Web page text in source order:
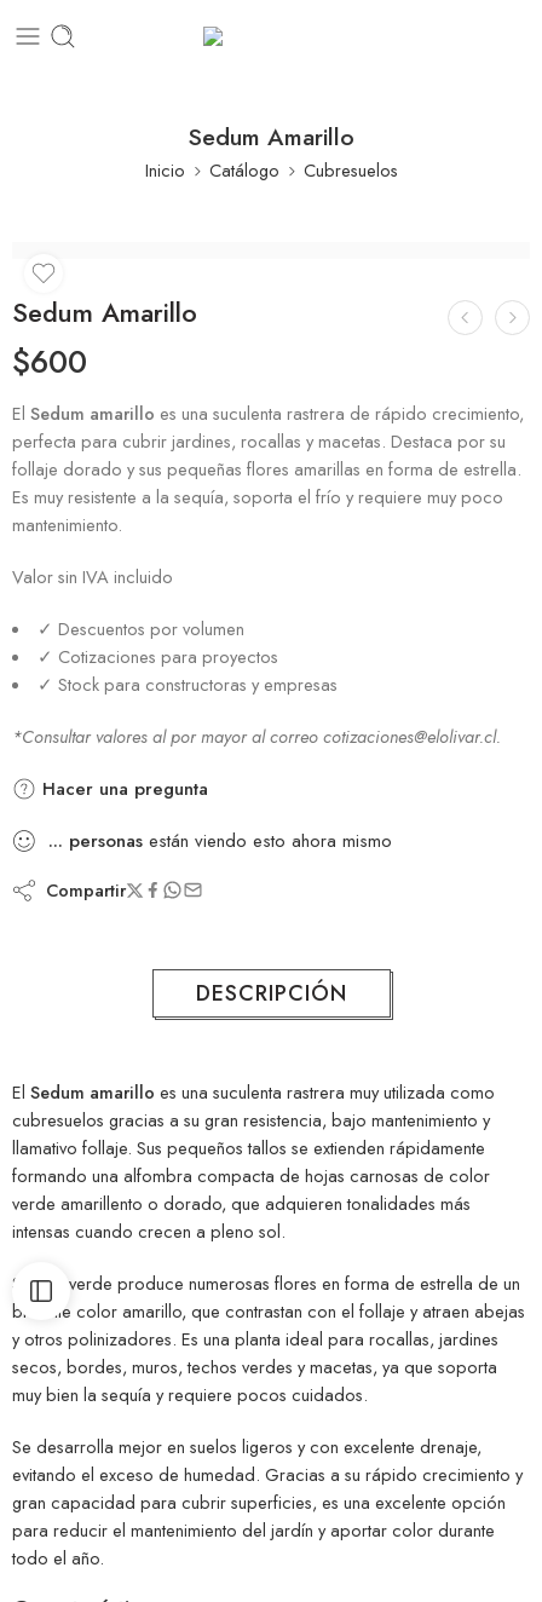
Sedum Amarillo
Inicio Catálogo Cubresuelos
Sedum Amarillo
$600
El Sedum amarillo es una suculenta rastrera de rápido crecimiento,
perfecta para cubrir jardines, rocallas y macetas. Destaca por su
follaje dorado y sus pequeñas flores amarillas en forma de estrella.
Es muy resistente a la sequía, soporta el frío y requiere muy poco
mantenimiento.
Valor sin IVA incluido
✓ Descuentos por volumen
✓ Cotizaciones para proyectos
✓ Stock para constructoras y empresas
*Consultar valores al por mayor al correo cotizaciones@elolivar.cl.
Hacer una pregunta
... personas están viendo esto ahora mismo
Compartir
DESCRIPCIÓN
El Sedum amarillo es una suculenta rastrera muy utilizada como
cubresuelos gracias a su gran resistencia, bajo mantenimiento y
llamativo follaje. Sus pequeños tallos se extienden rápidamente
formando una alfombra compacta de hojas carnosas de color
verde amarillento o dorado, que adquieren tonalidades más
intensas cuando crecen a pleno sol.
Sedum verde produce numerosas flores en forma de estrella de un
brillante color amarillo, que contrastan con el follaje y atraen abejas
y otros polinizadores. Es una planta ideal para rocallas, jardines
secos, bordes, muros, techos verdes y macetas, ya que soporta
muy bien la sequía y requiere pocos cuidados.
Se desarrolla mejor en suelos ligeros y con excelente drenaje,
evitando el exceso de humedad. Gracias a su rápido crecimiento y
gran capacidad para cubrir superficies, es una excelente opción
para reducir el mantenimiento del jardín y aportar color durante
todo el año.